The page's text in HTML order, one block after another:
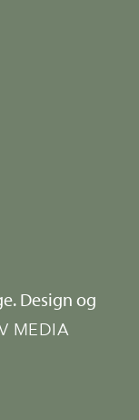
Design og
MEDIA